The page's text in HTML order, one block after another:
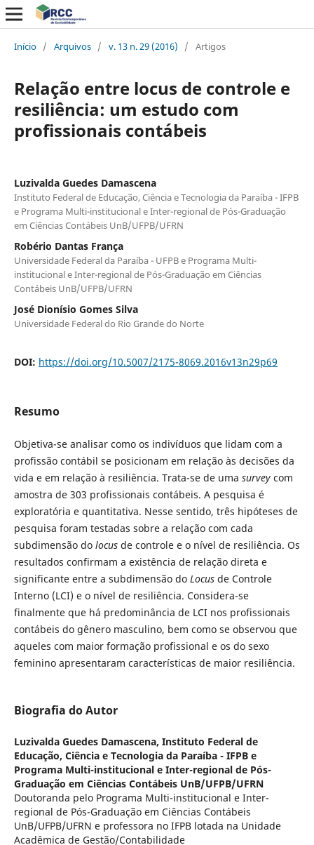
Início / Arquivos / v. 13 n. 29 (2016) / Artigos
Relação entre locus de controle e
resiliência: um estudo com
profissionais contábeis
Luzivalda Guedes Damascena
Instituto Federal de Educação, Ciência e Tecnologia da Paraíba - IFPB
e Programa Multi-institucional e Inter-regional de Pós-Graduação
em Ciências Contábeis UnB/UFPB/UFRN
Robério Dantas França
Universidade Federal da Paraíba - UFPB e Programa Multi-
institucional e Inter-regional de Pós-Graduação em Ciências
Contábeis UnB/UFPB/UFRN
José Dionísio Gomes Silva
Universidade Federal do Rio Grande do Norte
DOI: https://doi.org/10.5007/2175-8069.2016v13n29p69
Resumo
Objetiva-se analisar como os indivíduos que lidam com a
profissão contábil se posicionam em relação às decisões da
vida e em relação à resiliência. Trata-se de uma surveycom
amostra de 303 profissionais contábeis. A pesquisa é
exploratória e quantitativa. Nesse sentido, três hipóteses de
pesquisa foram testadas sobre a relação com cada
subdimensão do locusde controle e o nível de resiliência. Os
resultados confirmam a existência de relação direta e
significante entre a subdimensão do Locusde Controle
Interno (LCI) e o nível de resiliência. Considera-se
finalmente que há predominância de LCI nos profissionais
contábeis do gênero masculino, bem como se observou que
aqueles com maior formação profissional e os do sexo
feminino apresentaram características de maior resiliência.
Biografia do Autor
Luzivalda Guedes Damascena, Instituto Federal de
Educação, Ciência e Tecnologia da Paraíba - IFPB e
Programa Multi-institucional e Inter-regional de Pós-
Graduação em Ciências Contábeis UnB/UFPB/UFRN
Doutoranda pelo Programa Multi-institucional e Inter-
regional de Pós-Graduação em Ciências Contábeis
UnB/UFPB/UFRN e professora no IFPB lotada na Unidade
Acadêmica de Gestão/Contabilidade